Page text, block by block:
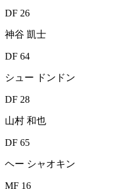
DF 26
神谷 凱士
DF 64
シュー ドンドン
DF 28
山村 和也
DF 65
ヘー シャオキン
MF 16